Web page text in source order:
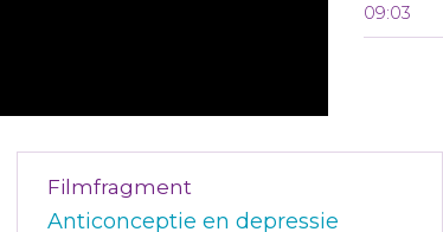
09:03
Filmfragment
Anticonceptie en depressie